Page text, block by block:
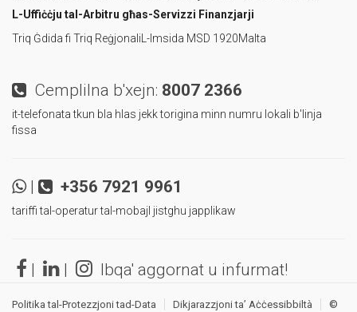
L-Uffiċċju tal-Arbitru għas-Servizzi Finanzjarji
Triq Ġdida fi Triq Reġjonali L-Imsida MSD 1920Malta
Cemplilna b'xejn: 8007 2366
it-telefonata tkun bla hlas jekk torigina minn numru lokali b'linja
fissa
| +356 7921 9961
tariffi tal-operatur tal-mobajl jistghu japplikaw
| | Ibqa' aggornat u infurmat!
Politika tal-Protezzjoni tad-Data Dikjarazzjoni ta’ Aċċessibbiltà
©